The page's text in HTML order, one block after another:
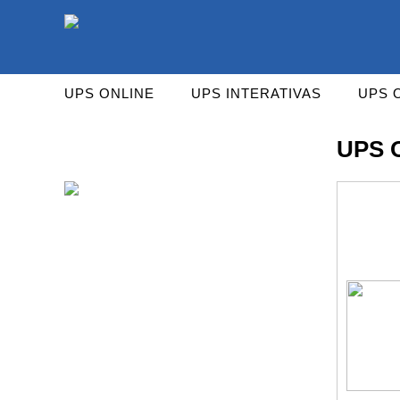
UPS ONLINE UPS INTERATIVAS UPS
UPS